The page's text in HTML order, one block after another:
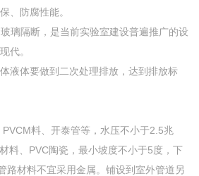
、防腐性能。
璃隔断，是当前实验室建设普遍推广的设
代。
液体要做到二次处理排放，达到排放标
PVCM料、开泰管等，水压不小于2.5兆
料、PVC陶瓷，最小坡度不小于5度，下
路材料不宜采用金属。铺设到室外管道另